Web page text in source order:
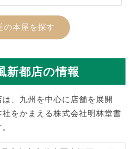
の本屋を探す
新都店の情報
、九州を中心に店舗を展開
をかまえる株式会社明林堂書